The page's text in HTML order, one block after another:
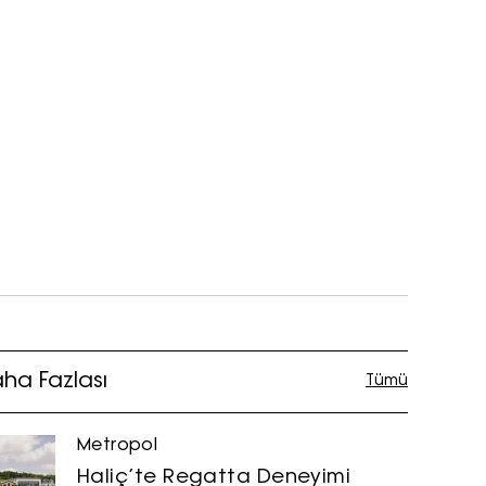
Fazlası Tümü
Metropol
Haliç’te Regatta Deneyimi